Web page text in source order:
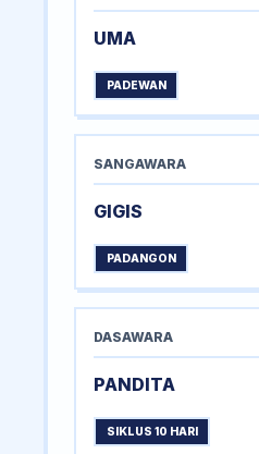
UMA
PADEWAN
SANGAWARA
GIGIS
PADANGON
DASAWARA
PANDITA
SIKLUS 10 HARI